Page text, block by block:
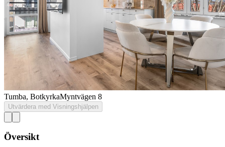
Tumba, BotkyrkaMyntvägen 8
Utvärdera med Visningshjälpen
Översikt